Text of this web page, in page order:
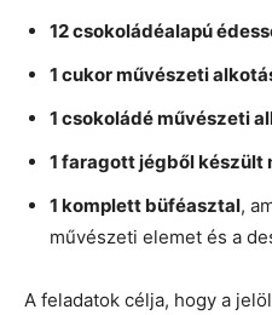
12 csokoládéalapú
1 cukor művészeti
1 csokoládé művészeti
1 faragott jégből készült
1 komplett büféasztal,
művészeti elemet és a
A feladatok célja, hogy a